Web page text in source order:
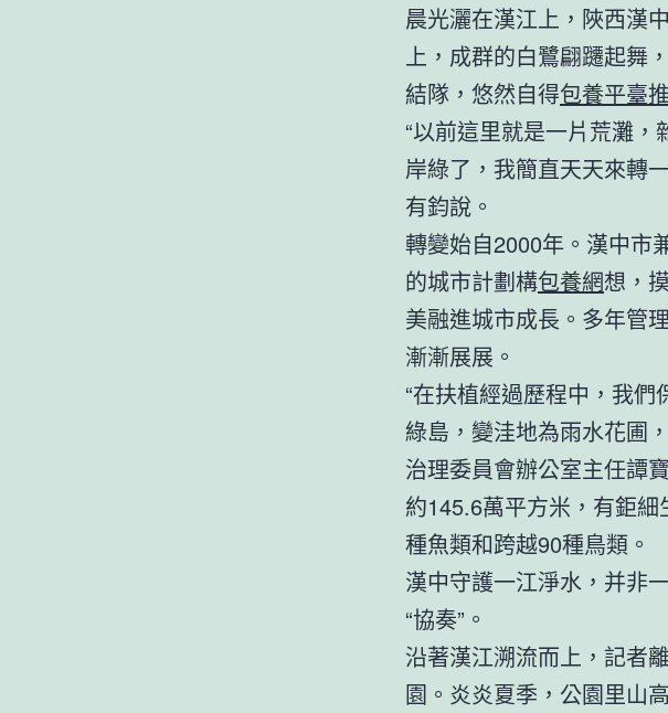
晨光灑在漢江上，陜西漢
上，成群的白鷺翩躚起舞
結隊，悠然自得包養平臺
“以前這里就是一片荒灘，
岸綠了，我簡直天天來轉
有鈞說。
轉變始自2000年。漢中市
的城市計劃構包養網想，
美融進城市成長。多年管
漸漸展展。
“在扶植經過歷程中，我
綠島，變洼地為雨水花圃
治理委員會辦公室主任譚
約145.6萬平方米，有鉅
種魚類和跨越90種鳥類。
漢中守護一江淨水，并非
“協奏”。
沿著漢江溯流而上，記者
園。炎炎夏季，公園里山